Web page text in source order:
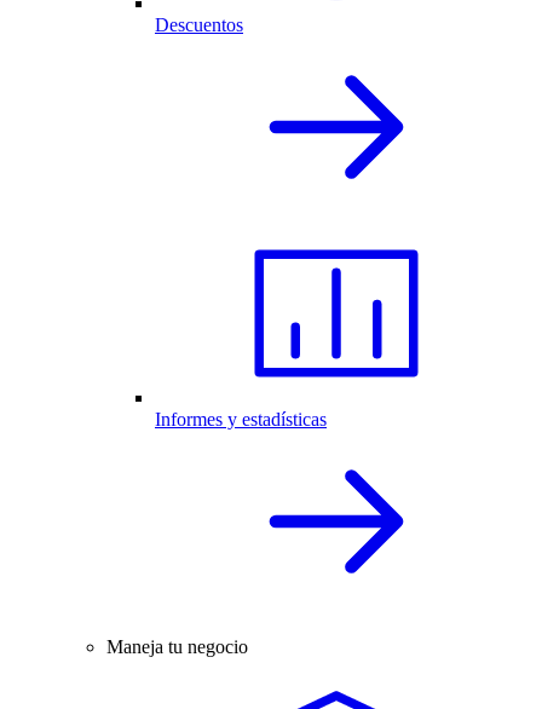
Descuentos
Informes y estadísticas
Maneja tu negocio